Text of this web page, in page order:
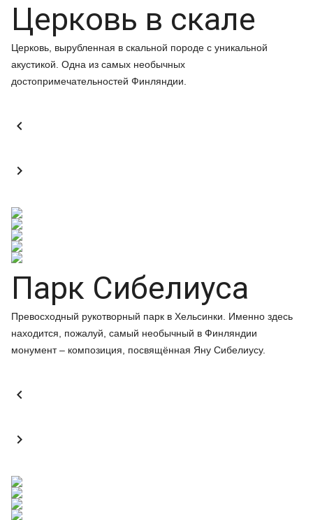
Церковь в скале
Церковь, вырубленная в скальной породе с уникальной
акустикой. Одна из самых необычных
достопримечательностей Финляндии.


Парк Сибелиуса
Превосходный рукотворный парк в Хельсинки. Именно здесь
находится, пожалуй, самый необычный в Финляндии
монумент – композиция, посвящённая Яну Сибелиусу.

